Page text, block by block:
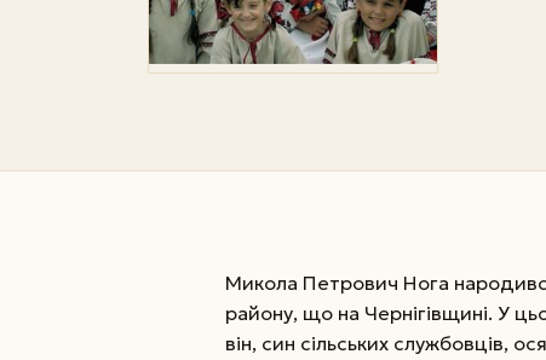
Микола Петрович Нога
району, що на Чернігівщині. У
він, син сільських службовців,